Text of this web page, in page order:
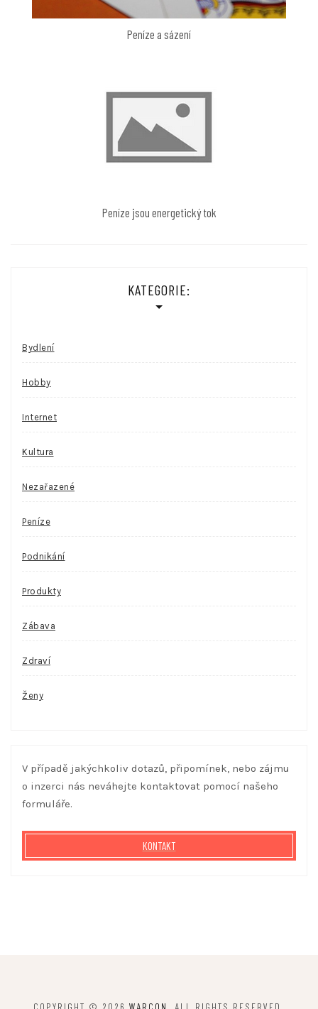
Peníze a sázení
Peníze jsou energetický tok
KATEGORIE:
Bydlení
Hobby
Internet
Kultura
Nezařazené
Peníze
Podnikání
Produkty
Zábava
Zdraví
Ženy
V případě jakýchkoliv dotazů, připomínek, nebo zájmu
o inzerci nás neváhejte kontaktovat pomocí našeho
formuláře.
KONTAKT
COPYRIGHT © 2026 WARCON . ALL RIGHTS RESERVED.